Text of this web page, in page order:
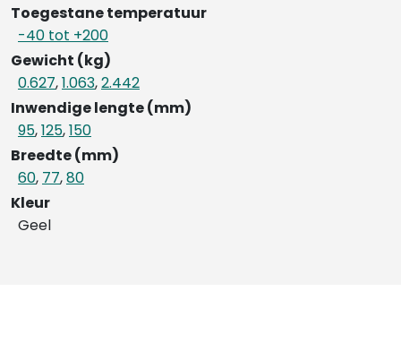
Toegestane temperatuur
-40 tot +200
Gewicht (kg)
0.627,1.063,2.442
Inwendige lengte (mm)
95,125,150
Breedte (mm)
60, 77,80
Kleur
Geel